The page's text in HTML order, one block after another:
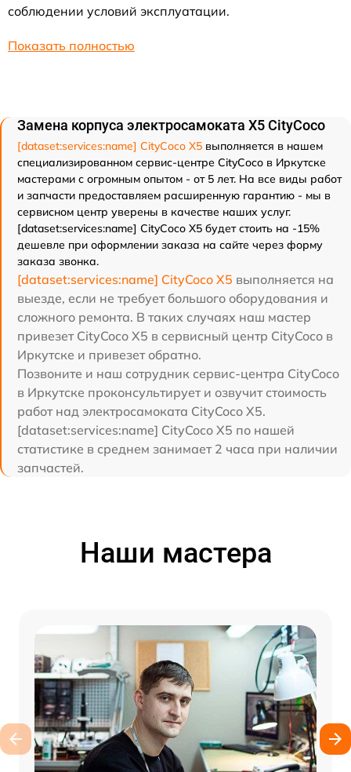
соблюдении условий эксплуатации.
Показать полностью
Замена корпуса электросамоката X5 CityCoco
[dataset:services:name] CityCoco X5 выполняется в нашем
специализированном сервис-центре CityCoco в Иркутске
мастерами с огромным опытом - от 5 лет. На все виды работ
и запчасти предоставляем расширенную гарантию - мы в
сервисном центр уверены в качестве наших услуг.
[dataset:services:name] CityCoco X5 будет стоить на -15%
дешевле при оформлении заказа на сайте через форму
заказа звонка.
[dataset:services:name] CityCoco X5 выполняется на
выезде, если не требует большого оборудования и
сложного ремонта. В таких случаях наш мастер
привезет CityCoco X5 в сервисный центр CityCoco в
Иркутске и привезет обратно.
Позвоните и наш сотрудник сервис-центра CityCoco
в Иркутске проконсультирует и озвучит стоимость
работ над электросамоката CityCoco X5.
[dataset:services:name] CityCoco X5 по нашей
статистике в среднем занимает 2 часа при наличии
запчастей.
Наши мастера